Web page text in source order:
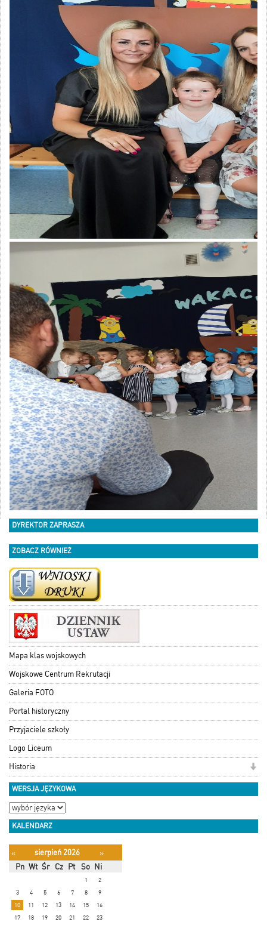
DYREKTOR ZAPRASZA
ZOBACZ RÓWNIEŻ
Mapa klas wojskowych
Wojskowe Centrum Rekrutacji
Galeria FOTO
Portal historyczny
Przyjaciele szkoły
Logo Liceum
Historia
WERSJA JĘZYKOWA
KALENDARZ
« sierpień 2026
»
Pn Wt Śr Cz Pt So Ni
1
2
3
4 5 6 7 8
9
10
11 12 13 14 15
16
17
18 19 20 21 22 23